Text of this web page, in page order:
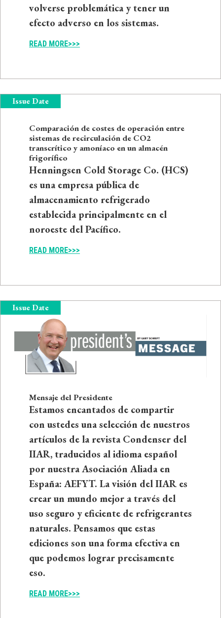
volverse problemática y tener un
efecto adverso en los sistemas.
READ MORE>>>
Issue Date
Comparación de costes de operación entre
sistemas de recirculación de CO2
transcrítico y amoníaco en un almacén
frigorífico
Henningsen Cold Storage Co. (HCS)
es una empresa pública de
almacenamiento refrigerado
establecida principalmente en el
noroeste del Pacífico.
READ MORE>>>
Issue Date
Mensaje del Presidente
Estamos encantados de compartir
con ustedes una selección de nuestros
artículos de la revista Condenser del
IIAR, traducidos al idioma español
por nuestra Asociación Aliada en
España: AEFYT. La visión del IIAR es
crear un mundo mejor a través del
uso seguro y eficiente de refrigerantes
naturales. Pensamos que estas
ediciones son una forma efectiva en
que podemos lograr precisamente
eso.
READ MORE>>>